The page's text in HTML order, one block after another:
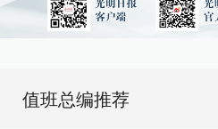
值班总编推荐